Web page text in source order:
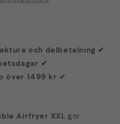
och delbetalning ✔
✔
över 1499 kr ✔
Airfryer XXL gör